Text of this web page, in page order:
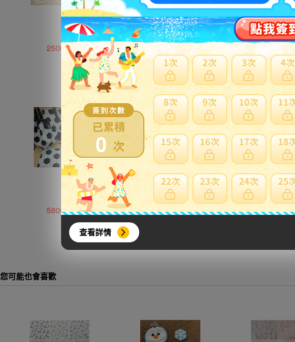
0
查看詳情
2500円 1600円 600円
5800円 650円 1500円
您可能也會喜歡